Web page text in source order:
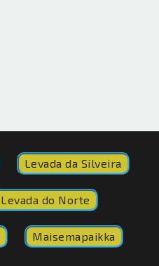
Levada da Silveira
Levada do Norte
Maisemapaikka